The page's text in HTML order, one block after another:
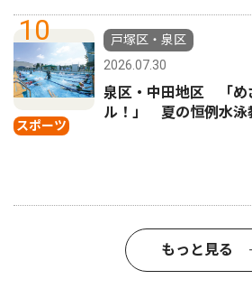
10
スポーツ
戸塚区・泉区
2026.07.30
泉区・中田地区 「め
ル！」 夏の恒例水泳
もっと見る